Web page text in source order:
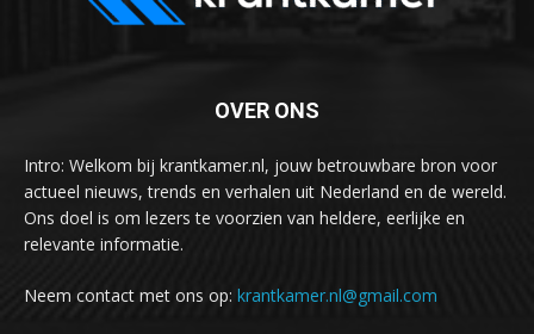
OVER ONS
Intro: Welkom bij krantkamer.nl, jouw betrouwbare bron voor
actueel nieuws, trends en verhalen uit Nederland en de wereld.
Ons doel is om lezers te voorzien van heldere, eerlijke en
relevante informatie.
Neem contact met ons op: krantkamer.nl@gmail.com